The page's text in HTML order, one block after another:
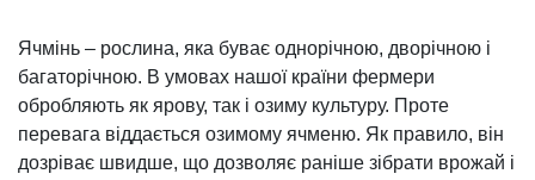
Ячмінь – рослина, яка буває однорічною, дворічною і
багаторічною. В умовах нашої країни фермери
обробляють як ярову, так і озиму культуру. Проте
перевага віддається озимому ячменю. Як правило, він
дозріває швидше, що дозволяє раніше зібрати врожай і